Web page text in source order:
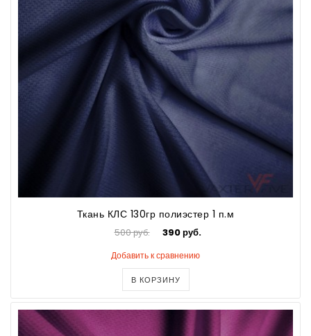
Ткань КЛС 130гр полиэстер 1 п.м
500 руб. 390 руб.
Добавить к сравнению
В КОРЗИНУ